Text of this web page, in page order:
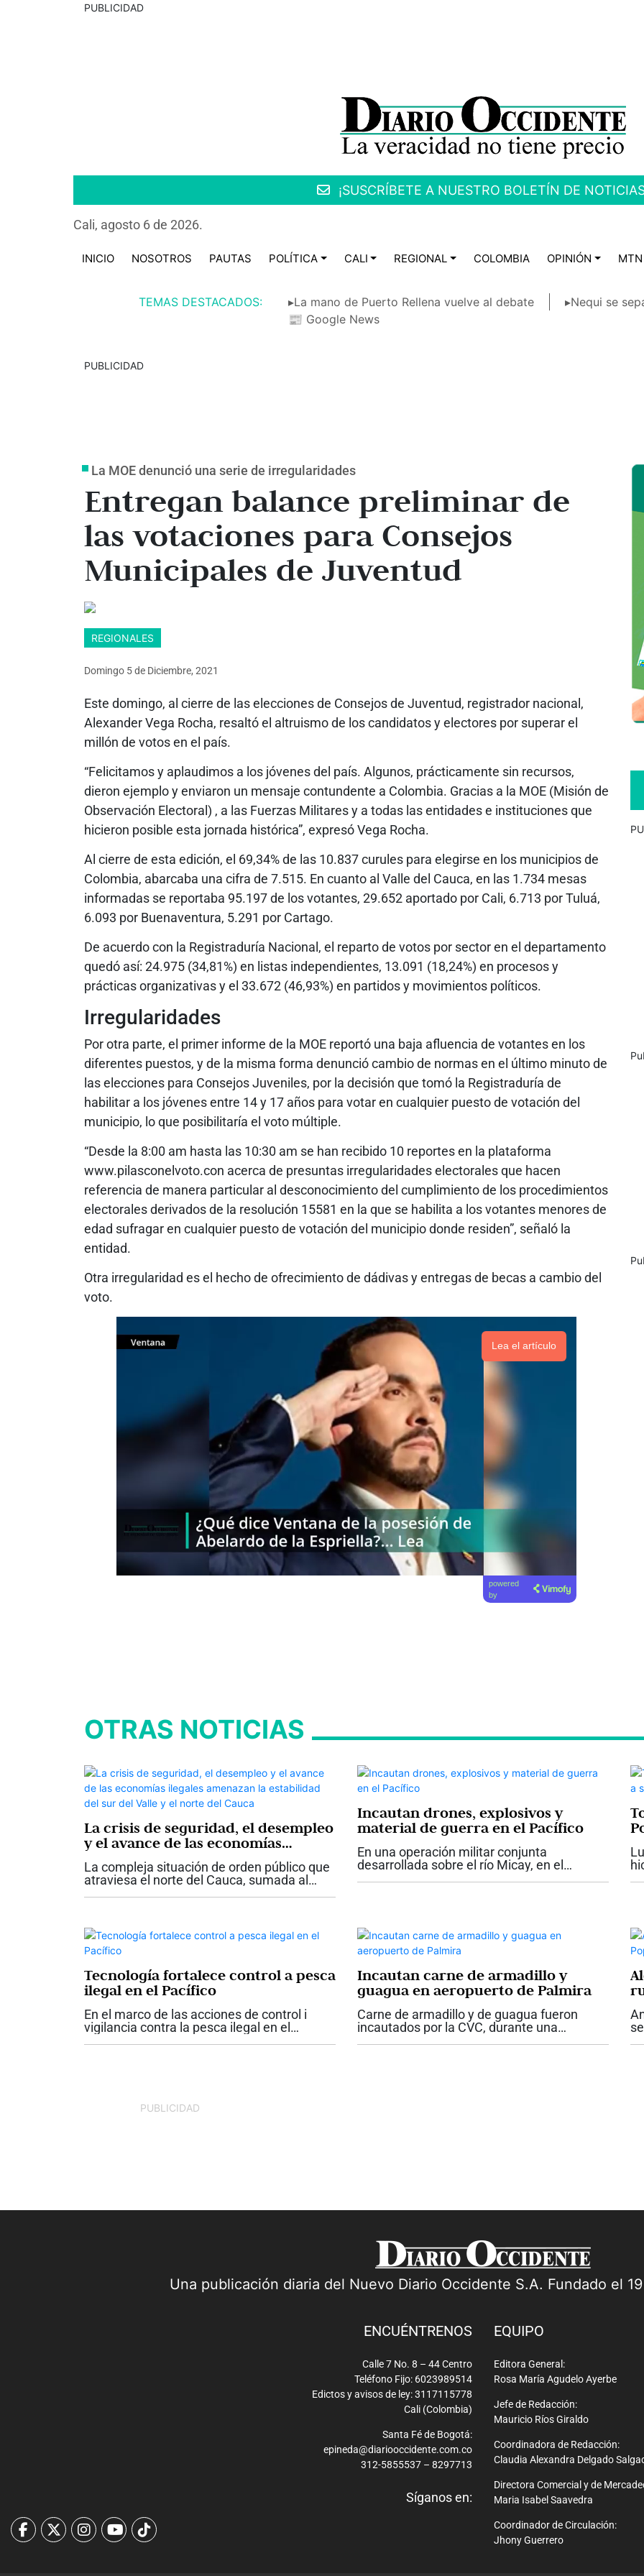
PUBLICIDAD
¡SUSCRÍBETE A NUESTRO BOLETÍN DE
Cali, agosto 6 de 2026.
INICIO NOSOTROS PAUTAS POLÍTICA CALI REGIONAL COLOMBIA OPINIÓN MTN
TEMAS DESTACADOS: ▸La mano de Puerto Rellena vuelve al debate
▸Nequi se
📰 Google News
PUBLICIDAD
La MOE denunció una serie de irregularidades
Entregan balance preliminar de
las votaciones para Consejos
Municipales de Juventud
REGIONALES
Domingo 5de Diciembre, 2021
Este domingo, al cierre de las elecciones de Consejos de Juventud, registrador nacional,
Alexander Vega Rocha, resaltó el altruismo de los candidatos y electores por superar el
millón de votos en el país.
“Felicitamos y aplaudimos a los jóvenes del país. Algunos, prácticamente sin recursos,
dieron ejemplo y enviaron un mensaje contundente a Colombia. Gracias a la MOE (Misión de
Observación Electoral) , a las Fuerzas Militares y a todas las entidades e instituciones que
hicieron posible esta jornada histórica”, expresó Vega Rocha.
Al cierre de esta edición, el 69,34% de las 10.837 curules para elegirse en los municipios de
Colombia, abarcaba una cifra de 7.515. En cuanto al Valle del Cauca, en las 1.734 mesas
informadas se reportaba 95.197 de los votantes, 29.652 aportado por Cali, 6.713 por Tuluá,
6.093 por Buenaventura, 5.291 por Cartago.
De acuerdo con la Registraduría Nacional, el reparto de votos por sector en el departamento
quedó así: 24.975 (34,81%) en listas independientes, 13.091 (18,24%) en procesos y
prácticas organizativas y el 33.672 (46,93%) en partidos y movimientos políticos.
Irregularidades
Por otra parte, el primer informe de la MOE reportó una baja afluencia de votantes en los
diferentes puestos, y de la misma forma denunció cambio de normas en el último minuto de
las elecciones para Consejos Juveniles, por la decisión que tomó la Registraduría de
habilitar a los jóvenes entre 14 y 17 años para votar en cualquier puesto de votación del
municipio, lo que posibilitaría el voto múltiple.
“Desde la 8:00 am hasta las 10:30 am se han recibido 10 reportes en la plataforma
www.pilasconelvoto.con acerca de presuntas irregularidades electorales que hacen
referencia de manera particular al desconocimiento del cumplimiento de los procedimientos
electorales derivados de la resolución 15581 en la que se habilita a los votantes menores de
edad sufragar en cualquier puesto de votación del municipio donde residen”, señaló la
entidad.
Otra irregularidad es el hecho de ofrecimiento de dádivas y entregas de becas a cambio del
voto.
Lea el artículo
powered
by
OTRAS NOTICIAS
La crisis de seguridad, el desempleo
y el avance de las economías
ilegales amenazan la estabilidad del
sur del Valle y el norte del Cauca
La compleja situación de orden público que
atraviesa el norte del Cauca, sumada al
aumento del desempleo, el fortalecimiento
Incautan drones, explosivos y
material de guerra en el Pacífico
En una operación militar conjunta
desarrollada sobre el río Micay, en el
departamento del Cauca, la Armada de
Tecnología fortalece control a pesca
ilegal en el Pacífico
En el marco de las acciones de control i
vigilancia contra la pesca ilegal en el
Pacífico Este tropical, durante el año 2026,
Incautan carne de armadillo y
guagua en aeropuerto de Palmira
Carne de armadillo y de guagua fueron
incautados por la CVC, durante una
inspección a equipajes de un vuelo
PUBLICIDAD
Una publicación diaria del Nuevo Diario Occidente S.A. Fundado el
ENCUÉNTRENOS
Calle 7 No. 8 – 44 Centro
Teléfono Fijo: 6023989514
Edictos y avisos de ley: 3117115778
Cali (Colombia)
Santa Fé de Bogotá:
epineda@diariooccidente.com.co
312-5855537 – 8297713
Síganos en:
EQUIPO
Editora General:
Rosa María Agudelo Ayerbe
Jefe de Redacción:
Mauricio Ríos Giraldo
Coordinadora de Redacción:
Claudia Alexandra Delgado
Directora Comercial y de
Maria Isabel Saavedra
Coordinador de Circulación:
Jhony Guerrero